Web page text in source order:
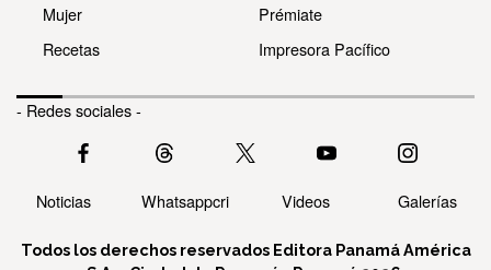
Mujer
Recetas
Prémiate
Impresora Pacífico
- Redes sociales -
Noticias Whatsappcri Videos Galerías
Todos los derechos reservados Editora Panamá América